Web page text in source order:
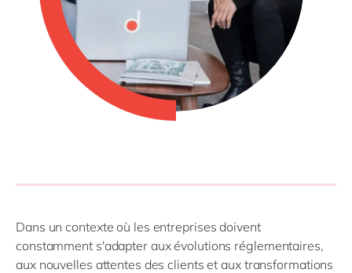
Dans un contexte où les entreprises doivent
constamment s'adapter aux évolutions réglementaires,
aux nouvelles attentes des clients et aux transformations